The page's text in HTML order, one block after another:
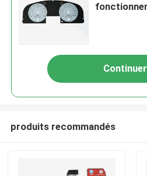
Continuer
produits recommandés